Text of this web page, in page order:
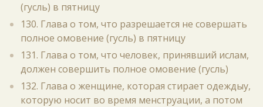
(гусль) в пятницу
130. Глава о том, что разрешается не совершать
полное омовение (гусль) в пятницу
131. Глава о том, что человек, принявший ислам,
должен совершить полное омовение (гусль)
132. Глава о женщине, которая стирает одеждыу,
которую носит во время менструации, а потом